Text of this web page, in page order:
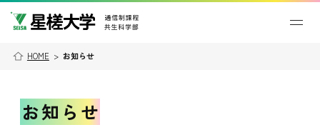
HOME > お知らせ
お知らせ